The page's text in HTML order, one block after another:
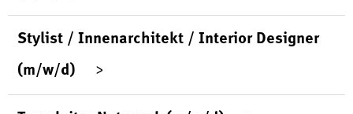
Stylist / Innenarchitekt / Interior Designer
(m/w/d)